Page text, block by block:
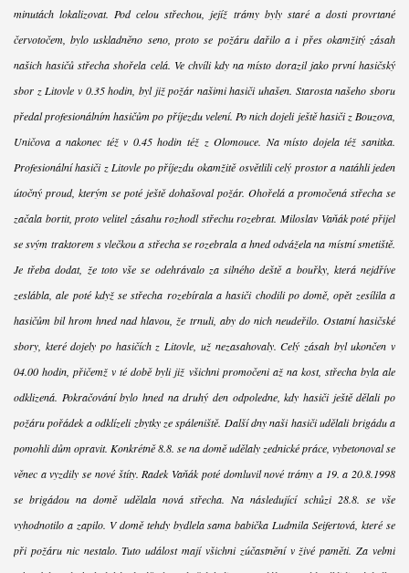
minutách lokalizovat. Pod celou střechou, jejíž trámy byly staré a dosti provrtané
červotočem, bylo uskladněno seno, proto se požáru dařilo a i přes okamžitý zásah
našich hasičů střecha shořela celá. Ve chvíli kdy na místo dorazil jako první hasičský
sbor z Litovle v 0.35 hodin, byl již požár našimi hasiči uhašen. Starosta našeho sboru
předal profesionálním hasičům po příjezdu velení. Po nich dojeli ještě hasiči z Bouzova,
Uničova a nakonec též v 0.45 hodin též z Olomouce. Na místo dojela též sanitka.
Profesionální hasiči z Litovle po příjezdu okamžitě osvětlili celý prostor a natáhli jeden
útočný proud, kterým se poté ještě dohašoval požár. Ohořelá a promočená střecha se
začala bortit, proto velitel zásahu rozhodl střechu rozebrat. Miloslav Vaňák poté přijel
se svým traktorem s vlečkou a střecha se rozebrala a hned odvážela na místní smetiště.
Je třeba dodat, že toto vše se odehrávalo za silného deště a bouřky, která nejdříve
zeslábla, ale poté když se střecha rozebírala a hasiči chodili po domě, opět zesílila a
hasičům bil hrom hned nad hlavou, že trnuli, aby do nich neudeřilo. Ostatní hasičské
sbory, které dojely po hasičích z Litovle, už nezasahovaly. Celý zásah byl ukončen v
04.00 hodin, přičemž v té době byli již všichni promočeni až na kost, střecha byla ale
odklizená. Pokračování bylo hned na druhý den odpoledne, kdy hasiči ještě dělali po
požáru pořádek a odklízeli zbytky ze spáleniště. Další dny naši hasiči udělali brigádu a
pomohli dům opravit. Konkrétně 8.8. se na domě udělaly zednické práce, vybetonoval se
věnec a vyzdily se nové štíty. Radek Vaňák poté domluvil nové trámy a 19. a 20.8.1998
se brigádou na domě udělala nová střecha. Na následující schůzi 28.8. se vše
vyhodnotilo a zapilo. V domě tehdy bydlela sama babička Ludmila Seifertová, které se
při požáru nic nestalo. Tuto událost mají všichni zúčastnění v živé paměti. Za velmi